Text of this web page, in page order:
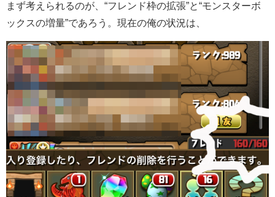
まず考えられるのが、“フレンド枠の拡張”と“モンスターボ
ックスの増量”であろう。現在の俺の状況は、